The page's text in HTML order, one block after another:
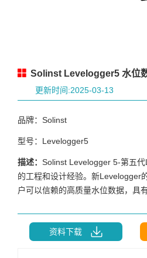
Solinst Levelogger5 水位
更新时间:2025-03-13
品牌：Solinst
型号：Levelogger5
描述： Solinst Levelogger 5-第五
的工程和设计经验。新Levelogger
户可以信赖的高质量水位数据，具
资料下载